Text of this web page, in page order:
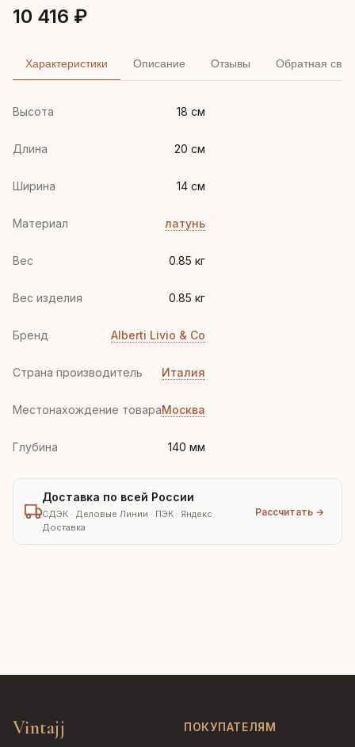
10 416 ₽
Характеристики Описание Отзывы Обратная
Высота 18 см
Длина 20 см
Ширина 14 см
Материал латунь
Вес 0.85 кг
Вес изделия 0.85 кг
Бренд Alberti Livio & Co
Страна производитель Италия
Местонахождение товараМосква
Глубина 140 мм
Доставка по всей России
СДЭК · Деловые Линии · ПЭК · Яндекс
Доставка
Рассчитать →
Vintajj ПОКУПАТЕЛЯМ